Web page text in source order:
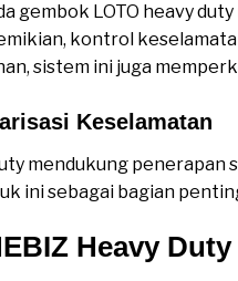
gembok LOTO heavy
kontrol
sistem ini juga
Keselamatan
mendukung
ini sebagai bagian
Heavy